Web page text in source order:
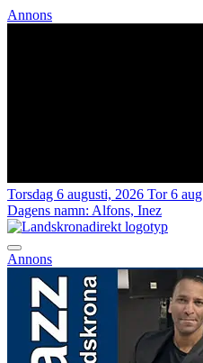
Annons
Torsdag 6 augusti, 2026 Tor 6 aug
Dagens namn: Alfons, Inez
Annons